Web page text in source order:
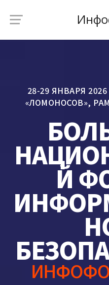
28-29 ЯНВАРЯ 2026
«ЛОМОНОСОВ»,
Й